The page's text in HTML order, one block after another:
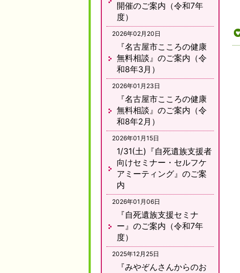
開催のご案内（令和7年
度）
2026年02月20日
『名古屋市こころの健康
無料相談』のご案内（令
和8年3月）
2026年01月23日
『名古屋市こころの健康
無料相談』のご案内（令
和8年2月）
2026年01月15日
1/31(土)『自死遺族支援者
向けセミナー・セルフケ
アミーティング』のご案
内
2026年01月06日
『自死遺族支援セミナ
ー』のご案内（令和7年
度）
2025年12月25日
『みやぞんさんからのお